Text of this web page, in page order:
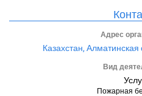
Адрес
Казахстан,
Вид
Пожарная